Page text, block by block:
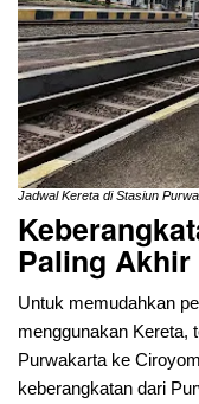
Jadwal Kereta di Stasiun
Paling Akhir
Untuk memudahkan
menggunakan Kereta,
Purwakarta ke
keberangkatan dari